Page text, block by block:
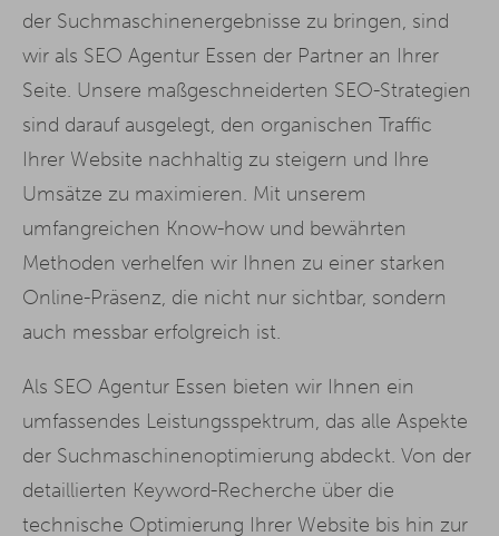
der Suchmaschinenergebnisse zu bringen, sind
wir als SEO Agentur Essen der Partner an Ihrer
Seite. Unsere maßgeschneiderten SEO-Strategien
sind darauf ausgelegt, den organischen Traffic
Ihrer Website nachhaltig zu steigern und Ihre
Umsätze zu maximieren. Mit unserem
umfangreichen Know-how und bewährten
Methoden verhelfen wir Ihnen zu einer starken
Online-Präsenz, die nicht nur sichtbar, sondern
auch messbar erfolgreich ist.
Als SEO Agentur Essen bieten wir Ihnen ein
umfassendes Leistungsspektrum, das alle Aspekte
der Suchmaschinenoptimierung abdeckt. Von der
detaillierten Keyword-Recherche über die
technische Optimierung Ihrer Website bis hin zur